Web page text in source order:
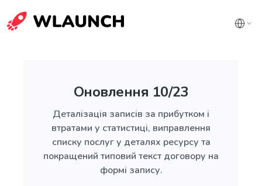
Оновлення 10/23
Деталізація записів за прибутком і
втратами у статистиці, виправлення
списку послуг у деталях ресурсу та
покращений типовий текст договору на
формі запису.